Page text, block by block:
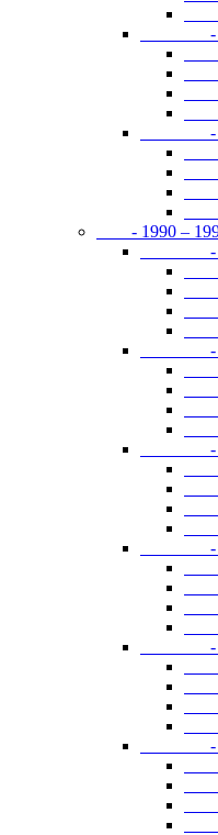
-
-
-
-
-
-
-
-
-
-
-
- 1990 –
-
-
-
-
-
-
-
-
-
-
-
-
-
-
-
-
-
-
-
-
-
-
-
-
-
-
-
-
-
-